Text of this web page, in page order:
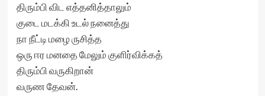
திரும்பி விட எத்தனித்தாலும்
குடை மடக்கி உடல் நனைத்து
நா நீட்டி மழை ருசித்த
ஒரு ஈர மனதை மேலும் குளிர்விக்கத்
திரும்பி வருகிறான்
வருண தேவன்.